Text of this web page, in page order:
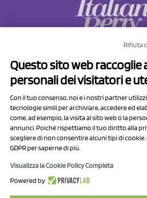
Via Prov.le Sassuolo
41057 Spilamberto
P.I/C.F. 01041460369
REA: MO 208553
Capitale sociale Euro
Rifiuta
Questo sito web raccoglie
personali dei visitatori e
Con il tuo consenso, noi e i nostri partner
tecnologie simili per archiviare, accedere ed
come, ad esempio, la visita al sito web o la
annunci. Poiché rispettiamo il tuo diritto alla
scegliere di non consentire alcuni tipi di cookie.
GDPR per saperne di più.
Visualizza la Cookie Policy Completa
Powered by